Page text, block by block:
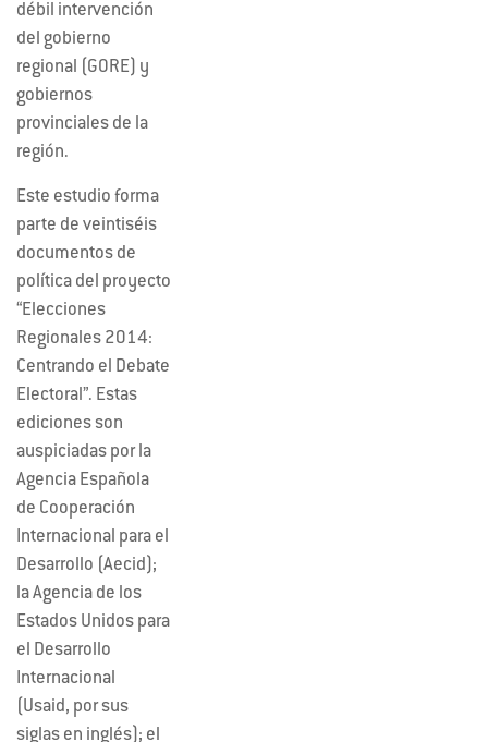
débil intervención
del gobierno
regional (GORE) y
gobiernos
provinciales de la
región.
Este estudio forma
parte de veintiséis
documentos de
política del proyecto
“Elecciones
Regionales 2014:
Centrando el Debate
Electoral”. Estas
ediciones son
auspiciadas por la
Agencia Española
de Cooperación
Internacional para el
Desarrollo (Aecid);
la Agencia de los
Estados Unidos para
el Desarrollo
Internacional
(Usaid, por sus
siglas en inglés); el